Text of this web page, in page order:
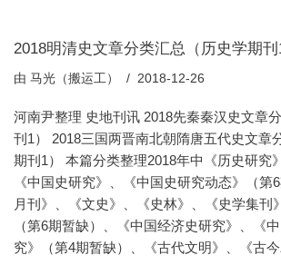
2018明清史文章分类汇总（历史学期刊
由 马光（搬运工） 2018-12-26
河南尹整理 史地刊讯 2018先秦秦汉史文章
刊1） 2018三国两晋南北朝隋唐五代史文章
期刊1） 本篇分类整理2018年中《历史研究
《中国史研究》、《中国史研究动态》（第
月刊》、《文史》、《史林》、《史学集刊
（第6期暂缺）、《中国经济史研究》、《
究》（第4期暂缺）、《古代文明》、《古